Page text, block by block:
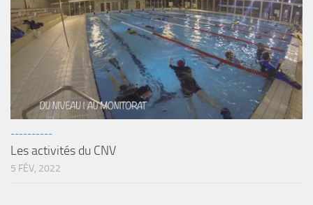
Sorties 2020
Sorties 2019
Sorties 2018
sorties 2017
Sorties 2016
Sorties 2015
----------
Les activités du CNV
5 FÉV, 2022